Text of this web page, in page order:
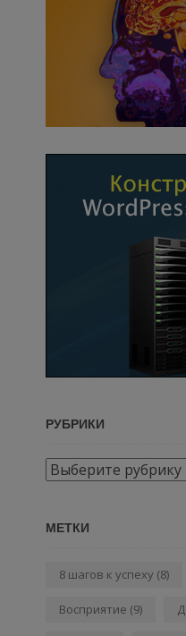
РУБРИКИ
Рубрики
МЕТКИ
8 шагов к успеху (8)
Восприятие (9)